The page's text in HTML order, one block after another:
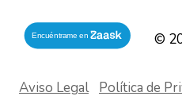
©
Aviso Legal| Política de